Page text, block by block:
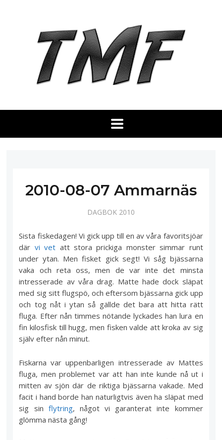
2010-08-07 Ammarnäs
DAGBOK 2010
Sista fiskedagen! Vi gick upp till en av våra favoritsjöar
där vi vet att stora prickiga monster simmar runt
under ytan. Men fisket gick segt! Vi såg bjässarna
vaka och reta oss, men de var inte det minsta
intresserade av våra drag. Matte hade dock släpat
med sig sitt flugspö, och eftersom bjässarna gick upp
och tog nåt i ytan så gällde det bara att hitta rätt
fluga. Efter nån timmes nötande lyckades han lura en
fin kilosfisk till hugg, men fisken valde att kroka av sig
själv efter nån minut.
Fiskarna var uppenbarligen intresserade av Mattes
fluga, men problemet var att han inte kunde nå ut i
mitten av sjön där de riktiga bjässarna vakade. Med
facit i hand borde han naturligtvis även ha släpat med
sig sin flytring, något vi garanterat inte kommer
glömma nästa gång!